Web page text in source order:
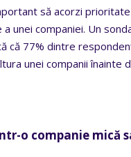
să acorzi
a unei companiei. Un
că 77% dintre
unei companii înainte
o companie mică